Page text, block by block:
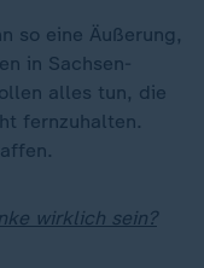
so eine Äußerung,
in Sachsen-
alles tun, die
fernzuhalten.
wirklich sein?